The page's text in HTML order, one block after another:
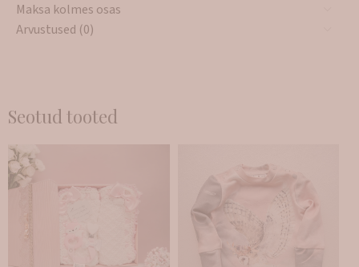
Maksa kolmes osas
Arvustused (0)
Seotud tooted